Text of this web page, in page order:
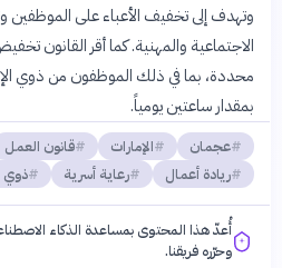
وتهدف إلى تخفيف الأعباء على الموظفين
الاجتماعية والمهنية. كما أقر القانون
محددة، بما في ذلك الموظفون من ذوي
بمقدار ساعتين يومياً.
عجمان الإمارات قانون العمل
ريادة أعمال
رعاية أسرية ذوي
أُعدّ هذا المحتوى بمساعدة الذكاء
وحرّره فريقنا.